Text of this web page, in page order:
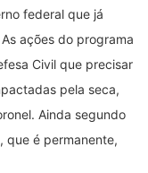
federal que já
ações do programa
Civil que precisar
pela seca,
Ainda segundo
que é permanente,